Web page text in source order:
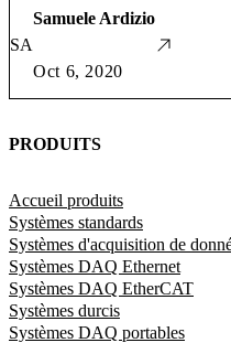
SA
Samuele Ardizio
Oct 6, 2020
PRODUITS
Accueil produits
Systèmes standards
Systèmes d'acquisition de
Systèmes DAQ Ethernet
Systèmes DAQ EtherCAT
Systèmes durcis
Systèmes DAQ portables